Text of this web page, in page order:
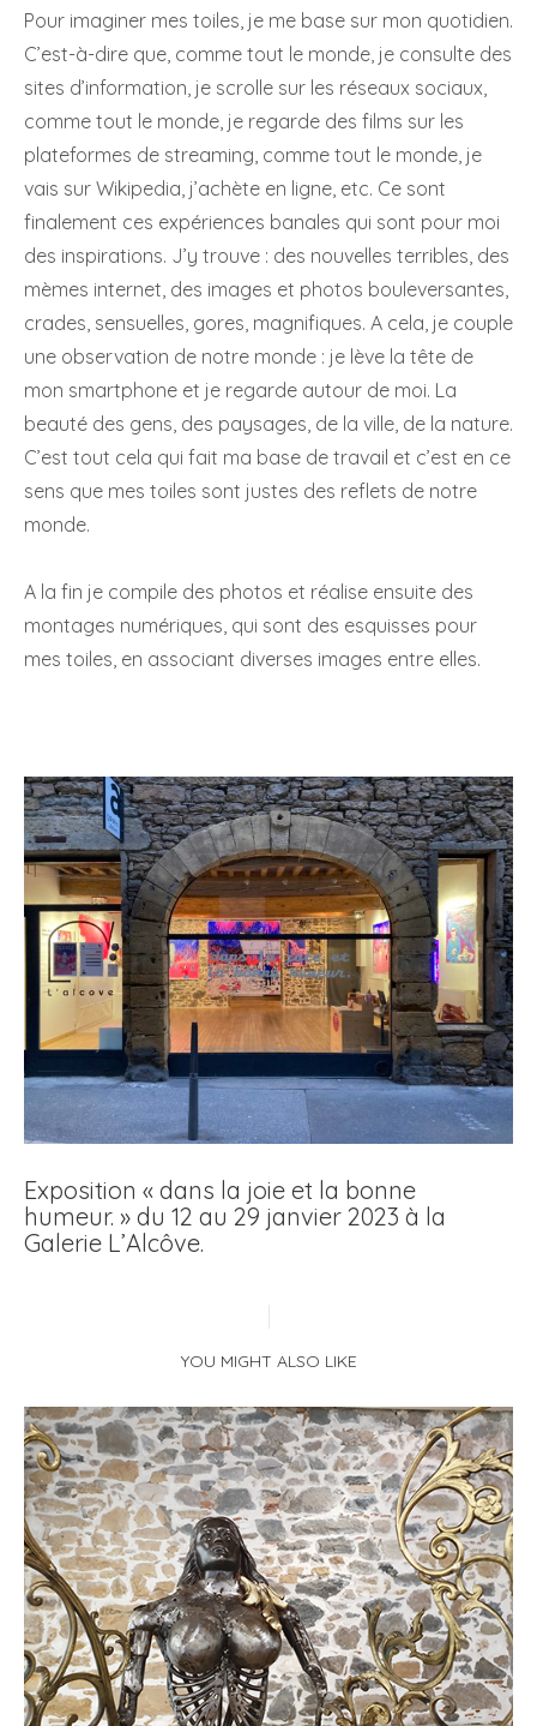
Pour imaginer mes toiles, je me base sur mon quotidien.
C’est-à-dire que, comme tout le monde, je consulte des
sites d’information, je scrolle sur les réseaux sociaux,
comme tout le monde, je regarde des films sur les
plateformes de streaming, comme tout le monde, je
vais sur Wikipedia, j’achète en ligne, etc. Ce sont
finalement ces expériences banales qui sont pour moi
des inspirations. J’y trouve : des nouvelles terribles, des
mèmes internet, des images et photos bouleversantes,
crades, sensuelles, gores, magnifiques. A cela, je couple
une observation de notre monde : je lève la tête de
mon smartphone et je regarde autour de moi. La
beauté des gens, des paysages, de la ville, de la nature.
C’est tout cela qui fait ma base de travail et c’est en ce
sens que mes toiles sont justes des reflets de notre
monde.
A la fin je compile des photos et réalise ensuite des
montages numériques, qui sont des esquisses pour
mes toiles, en associant diverses images entre elles.
Exposition « dans la joie et la bonne
humeur. » du 12 au 29 janvier 2023 à la
Galerie L’Alcôve.
YOU MIGHT ALSO LIKE